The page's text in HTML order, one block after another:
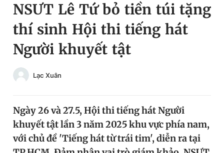
Chuyên mục
Chuyên mục khác
Chào ngày mới
Tin 360
Video Magazine
Đổi mật khẩu
Tin đã lưu
Tin đã xem
NSƯT Lê Tứ bỏ tiền túi tặng
thí sinh Hội thi tiếng hát
Người khuyết tật
Lạc Xuân
Ngày 26 và 27.5, Hội thi tiếng hát Người
khuyết tật lần 3 năm 2025 khu vực phía nam,
với chủ đề 'Tiếng hát từ trái tim', diễn ra tại